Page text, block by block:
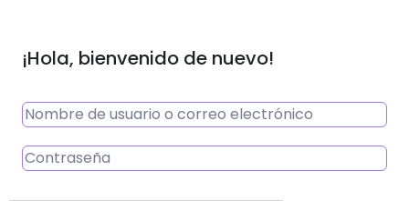
¡Hola, bienvenido de nuevo!